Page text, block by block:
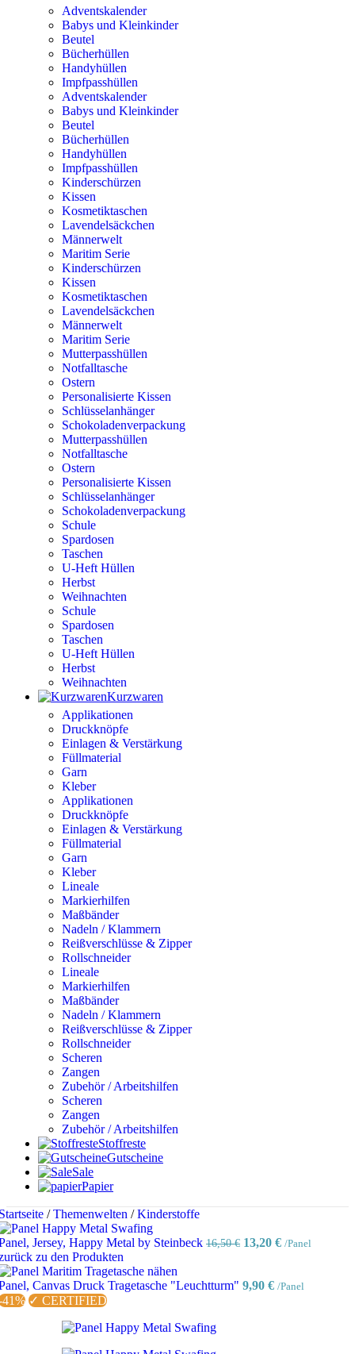
Adventskalender
Babys und Kleinkinder
Beutel
Bücherhüllen
Handyhüllen
Impfpasshüllen
Adventskalender
Babys und Kleinkinder
Beutel
Bücherhüllen
Handyhüllen
Impfpasshüllen
Kinderschürzen
Kissen
Kosmetiktaschen
Lavendelsäckchen
Männerwelt
Maritim Serie
Kinderschürzen
Kissen
Kosmetiktaschen
Lavendelsäckchen
Männerwelt
Maritim Serie
Mutterpasshüllen
Notfalltasche
Ostern
Personalisierte Kissen
Schlüsselanhänger
Schokoladenverpackung
Mutterpasshüllen
Notfalltasche
Ostern
Personalisierte Kissen
Schlüsselanhänger
Schokoladenverpackung
Schule
Spardosen
Taschen
U-Heft Hüllen
Herbst
Weihnachten
Schule
Spardosen
Taschen
U-Heft Hüllen
Herbst
Weihnachten
Kurzwaren
Applikationen
Druckknöpfe
Einlagen & Verstärkung
Füllmaterial
Garn
Kleber
Applikationen
Druckknöpfe
Einlagen & Verstärkung
Füllmaterial
Garn
Kleber
Lineale
Markierhilfen
Maßbänder
Nadeln / Klammern
Reißverschlüsse & Zipper
Rollschneider
Lineale
Markierhilfen
Maßbänder
Nadeln / Klammern
Reißverschlüsse & Zipper
Rollschneider
Scheren
Zangen
Zubehör / Arbeitshilfen
Scheren
Zangen
Zubehör / Arbeitshilfen
Stoffreste
Gutscheine
Sale
Papier
/ Themenwelten / Kinderstoffe
Jersey, Happy Metal by Steinbeck 16,50€ Ursprünglicher
16,50 €
13,20 €Aktueller
13,20 €.
/Panel
zu den Produkten
Canvas Druck Tragetasche "Leuchtturm" 9,90 € /Panel
41% ✓ CERTIFIED